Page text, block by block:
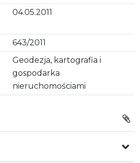
04.05.2011
643/2011
Geodezja, kartografia i
gospodarka
nieruchomościami